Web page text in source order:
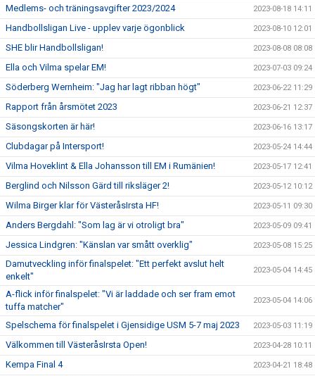
Medlems- och träningsavgifter 2023/2024 2023-08-18 14:11
Handbollsligan Live - upplev varje ögonblick 2023-08-10 12:01
SHE blir Handbollsligan! 2023-08-08 08:08
Ella och Vilma spelar EM! 2023-07-03 09:24
Söderberg Wernheim: "Jag har lagt ribban högt" 2023-06-22 11:29
Rapport från årsmötet 2023 2023-06-21 12:37
Säsongskorten är här! 2023-06-16 13:17
Clubdagar på Intersport! 2023-05-24 14:44
Vilma Hoveklint & Ella Johansson till EM i Rumänien! 2023-05-17 12:41
Berglind och Nilsson Gärd till riksläger 2! 2023-05-12 10:12
Wilma Birger klar för VästeråsIrsta HF! 2023-05-11 09:30
Anders Bergdahl: "Som lag är vi otroligt bra" 2023-05-09 09:41
Jessica Lindgren: "Känslan var smått overklig" 2023-05-08 15:25
Damutveckling inför finalspelet: "Ett perfekt avslut helt
enkelt"
2023-05-04 14:45
A-flick inför finalspelet: "Vi är laddade och ser fram emot
tuffa matcher"
2023-05-04 14:06
Spelschema för finalspelet i Gjensidige USM 5-7 maj 2023 2023-05-03 11:19
Välkommen till VästeråsIrsta Open! 2023-04-28 10:11
Kempa Final 4 2023-04-21 18:48